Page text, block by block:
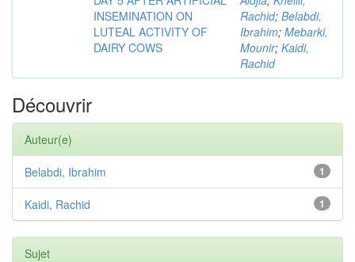
INSEMINATION ON
LUTEAL ACTIVITY OF
DAIRY COWS
Rachid; Belabdi,
Ibrahim; Mebarki,
Mounir; Kaidi,
Rachid
Découvrir
Auteur(e)
1
Belabdi, Ibrahim
1
Kaidi, Rachid
Sujet